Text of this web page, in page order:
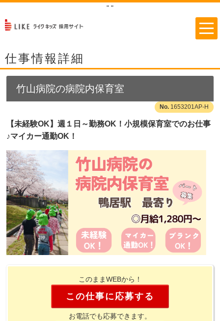
" "
仕事情報詳細
竹山病院の病院内保育室
1653201AP-H
【未経験OK】週１日～勤務OK！小規模保育室でのお仕事
♪マイカー通勤OK！
このままWEBから！
この仕事に応募する
お電話でも応募できます。